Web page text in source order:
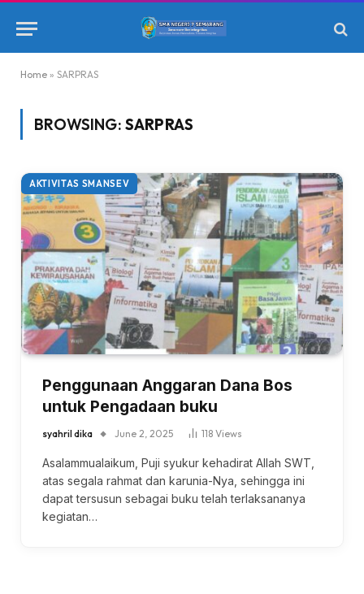
Home » SARPRAS
BROWSING: SARPRAS
AKTIVITAS SMANSEV
Penggunaan Anggaran Dana Bos
untuk Pengadaan buku
syahril dika June 2, 2025 118 Views
Asalammualaikum, Puji syukur kehadirat Allah SWT,
atas segala rahmat dan karunia-Nya, sehingga ini
dapat tersusun sebagai buku telah terlaksananya
kegiatan…